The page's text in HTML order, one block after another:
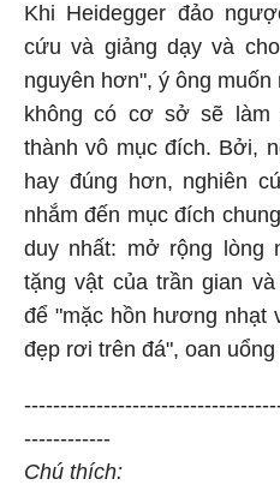
Khi Heidegger đảo
cứu và giảng dạy và
nguyên hơn", ý ông
không có cơ sở sẽ làm
thành vô mục đích. Bởi,
hay đúng hơn, nghiên
nhắm đến mục đích
duy nhất: mở rộng lòng
tặng vật của trần gian
để "mặc hồn hương nhạt
đẹp rơi trên đá", oan
------------
Chú thích: